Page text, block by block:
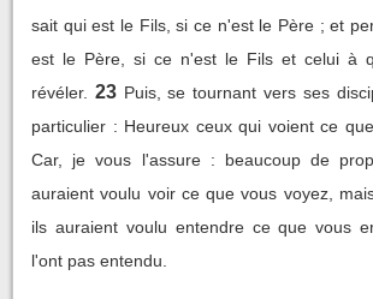
sait qui est le Fils, si ce n'est le Père ; et
est le Père, si ce n'est le Fils et celui à
révéler. 23 Puis, se tournant vers ses
particulier : Heureux ceux qui voient ce
Car, je vous l'assure : beaucoup de
auraient voulu voir ce que vous voyez,
ils auraient voulu entendre ce que vous
l'ont pas entendu.